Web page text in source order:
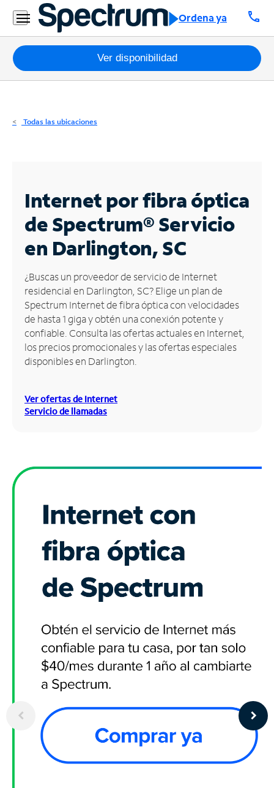
Ordena ya call
Residencial
Business
Paquetes
Internet
Business
Contáctanos
Inglés
Administrar
cuenta
Encuentra
una
tienda
Ver disponibilidad
Todas las ubicaciones
Internet por fibra óptica
de Spectrum®Servicio
en Darlington, SC
¿Buscas un proveedor de servicio de Internet
residencial en Darlington, SC? Elige un plan de
Spectrum Internet de fibra óptica con velocidades
de hasta 1 giga y obtén una conexión potente y
confiable. Consulta las ofertas actuales en Internet,
los precios promocionales y las ofertas especiales
disponibles en Darlington.
Ver ofertas de Internet
Servicio de llamadas